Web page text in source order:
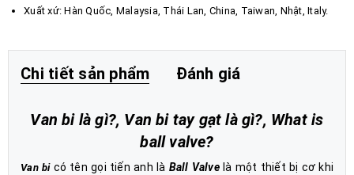
Xuất xứ: Hàn Quốc, Malaysia, Thái Lan, China, Taiwan, Nhật, Italy.
Chi tiết sản phẩm Đánh giá
Van bi là gì?, Van bi tay gạt là gì?, What is
ball valve?
Van bicó tên gọi tiến anh là Ball Valvelà một thiết bị cơ khi